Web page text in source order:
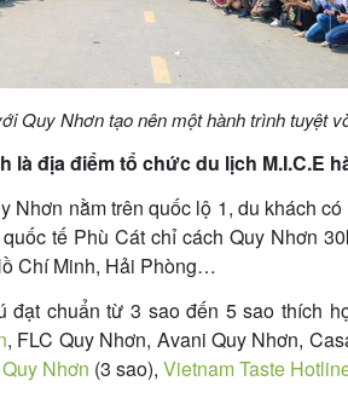
Quy Nhơn tạo nên một hành trình tuyệt
là địa điểm tổ chức du lịch M.I.C.E
Nhơn nằm trên quốc lộ 1, du khách
tế Phù Cát chỉ cách Quy Nhơn
Chí Minh, Hải Phòng…
chuẩn từ 3 sao đến 5 sao thích
, FLC Quy Nhơn, Avani Quy Nhơn,
Nhơn (3 sao), Vietnam Taste